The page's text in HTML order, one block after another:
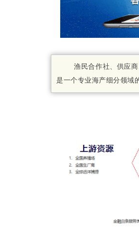
渔民合作社、供应商、
是一个专业海产细分领域